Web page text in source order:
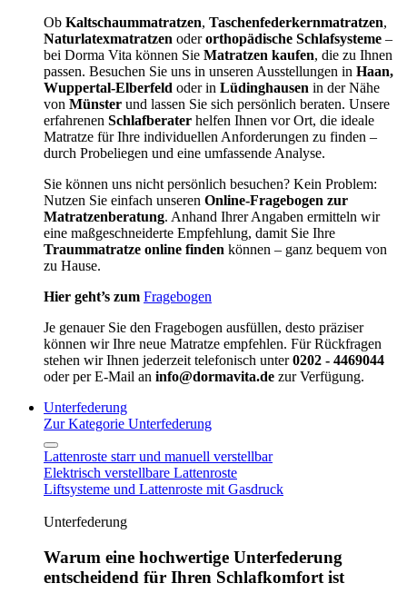
Ob Kaltschaummatratzen, Taschenfederkernmatratzen,
Naturlatexmatratzen oderorthopädische Schlafsysteme –
bei Dorma Vita können Sie Matratzen kaufen, die zu Ihnen
passen. Besuchen Sie uns in unseren Ausstellungen in Haan,
Wuppertal-Elberfeld oder in Lüdinghausen in der Nähe
von Münster und lassen Sie sich persönlich beraten. Unsere
erfahrenen Schlafberater helfen Ihnen vor Ort, die ideale
Matratze für Ihre individuellen Anforderungen zu finden –
durch Probeliegen und eine umfassende Analyse.
Sie können uns nicht persönlich besuchen? Kein Problem:
Nutzen Sie einfach unseren Online-Fragebogen zur
Matratzenberatung. Anhand Ihrer Angaben ermitteln wir
eine maßgeschneiderte Empfehlung, damit Sie Ihre
Traummatratze online finden können – ganz bequem von
zu Hause.
Hier geht’s zum Fragebogen
Je genauer Sie den Fragebogen ausfüllen, desto präziser
können wir Ihre neue Matratze empfehlen. Für Rückfragen
stehen wir Ihnen jederzeit telefonisch unter0202 - 4469044
oder per E-Mail an info@dormavita.de zur Verfügung.
Unterfederung
Zur Kategorie Unterfederung
Lattenroste starr und manuell verstellbar
Elektrisch verstellbare Lattenroste
Liftsysteme und Lattenroste mit Gasdruck
Unterfederung
Warum eine hochwertige Unterfederung
entscheidend für Ihren Schlafkomfort ist